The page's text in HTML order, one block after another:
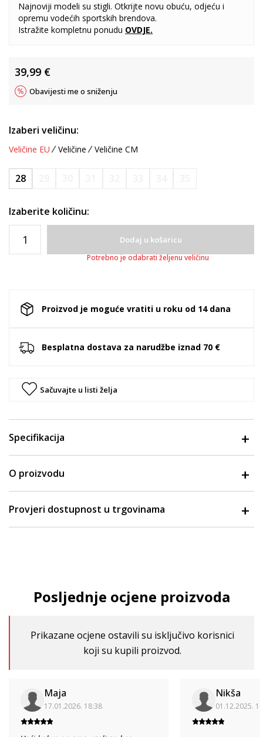
Najnoviji modeli su stigli. Otkrijte novu obuću, odjeću i
opremu vodećih sportskih brendova.
Istražite kompletnu ponudu OVDJE.
39,99 €
Obavijesti me o sniženju
Izaberi veličinu:
Veličine EU Veličine Veličine CM
28
Izaberite količinu:
Dodaj u košaricu
Potrebno je odabrati željenu veličinu
Proizvod je moguće vratiti u roku od 14 dana
Besplatna dostava za narudžbe iznad 70 €
Sačuvajte u listi želja
Specifikacija
O proizvodu
Provjeri dostupnost u trgovinama
Posljednje ocjene proizvoda
Prikazane ocjene ostavili su isključivo korisnici
koji su kupili proizvod.
Maja
17.01.2026. 18:38
Nikša
01.12.2025.